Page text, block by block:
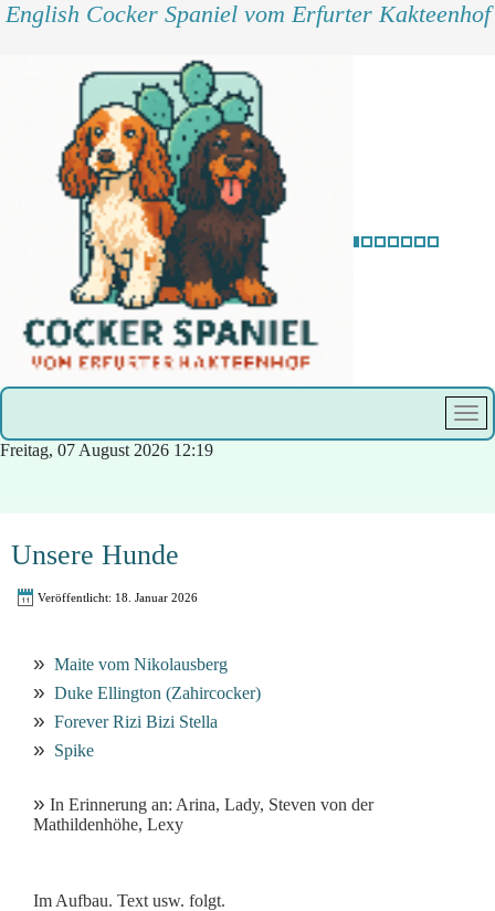
English Cocker Spaniel vom Erfurter Kakteenhof
Freitag, 07 August 2026 12:19
Unsere Hunde
Veröffentlicht: 18. Januar 2026
» Maite vom Nikolausberg
» Duke Ellington (Zahircocker)
» Forever Rizi Bizi Stella
» Spike
» In Erinnerung an: Arina, Lady, Steven von der
Mathildenhöhe, Lexy
Im Aufbau. Text usw. folgt.